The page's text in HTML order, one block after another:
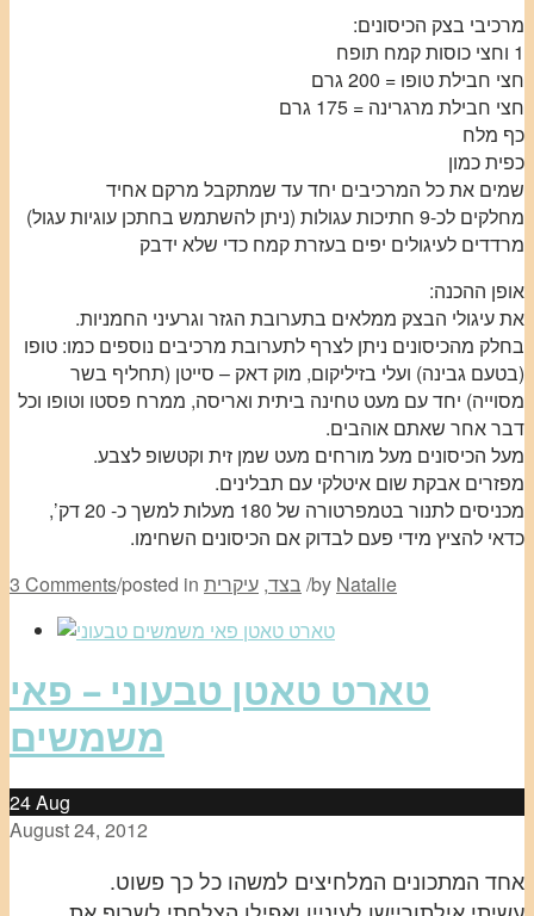
מרכיבי בצק הכיסונים:
1 וחצי כוסות קמח תופח
חצי חבילת טופו = 200 גרם
חצי חבילת מרגרינה = 175 גרם
כף מלח
כפית כמון
שמים את כל המרכיבים יחד עד שמתקבל מרקם אחיד
מחלקים לכ-9 חתיכות עגולות (ניתן להשתמש בחתכן עוגיות עגול)
מרדדים לעיגולים יפים בעזרת קמח כדי שלא ידבק
אופן ההכנה:
את עיגולי הבצק ממלאים בתערובת הגזר וגרעיני החמניות.
בחלק מהכיסונים ניתן לצרף לתערובת מרכיבים נוספים כמו: טופו
(בטעם גבינה) ועלי בזיליקום, מוק דאק – סייטן (תחליף בשר
מסוייה) יחד עם מעט טחינה ביתית ואריסה, ממרח פסטו וטופו וכל
דבר אחר שאתם אוהבים.
מעל הכיסונים מעל מורחים מעט שמן זית וקטשופ לצבע.
מפזרים אבקת שום איטלקי עם תבלינים.
מכניסים לתנור בטמפרטורה של 180 מעלות למשך כ- 20 דק’,
כדאי להציץ מידי פעם לבדוק אם הכיסונים השחימו.
3 Comments/posted in בצד, עיקרית /by Natalie
טארט טאטן טבעוני – פאי
משמשים
24Aug
August 24, 2012
אחד המתכונים המלחיצים למשהו כל כך פשוט.